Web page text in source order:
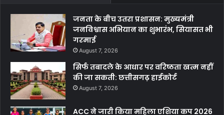
जनता के बीच उतरा प्रशासन: मुख्यमंत्री
जनविश्वास अभियान का शुभारंभ, सियासत भी
गरमाई
August 7, 2026
सिर्फ तबादले के आधार पर वरिष्ठता खत्म नहीं
की जा सकती: छत्तीसगढ़ हाईकोर्ट
August 7, 2026
ACC ने जारी किया महिला एशिया कप 2026